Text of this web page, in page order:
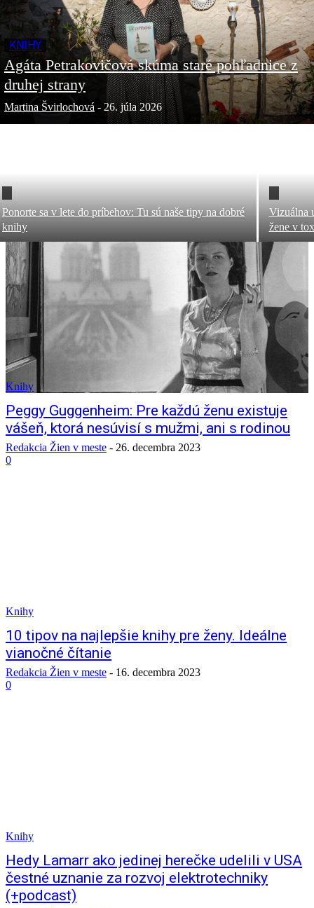
KNIHY
Agáta Petrakovičová skúma staré pohľadnice z
druhej strany
Martina Švirlochová - 26. júla 2026
Ponorte sa v lete do príbehov: Tu sú naše tipy na dobré
knihy
Vizuálna
žene v
Knihy
Peggy Guggenheim: Pre každú ženu existuje
vášeň, ktorá nesúvisí s mužmi, ani s rodinou
Redakcia Žien v meste - 26. decembra 2023
0
Knihy
10 tipov na najlepšie knihy pre ženy. Ideálne
vianočné čítanie
Redakcia Žien v meste - 16. decembra 2023
0
Knihy
Hedy Lamarr ako jedinej herečke udelili v USA
čestné uznanie za rozvoj elektrotechniky
(+podcast)